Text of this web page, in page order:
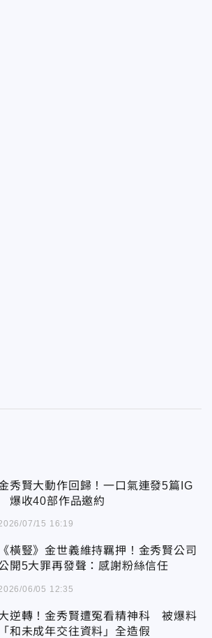
秀賢大動作回歸！一口氣連發5篇IG
爆收40部作品邀約
07/15 16:19
《橫豎》金世義維持羈押！金秀賢公司
開5大罪再發聲：感謝粉絲信任
06/05 12:35
逆轉！金秀賢遭冤看精神科 被爆料
「和未成年交往資料」全造假